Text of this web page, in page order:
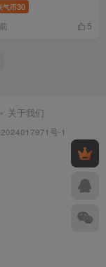
气币30
5
关于我们
号-1